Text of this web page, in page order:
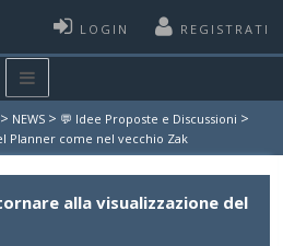
LOGIN REGISTRATI
> NEWS > 💬 Idee Proposte e Discussioni >
Planner come nel vecchio Zak
alla visualizzazione del